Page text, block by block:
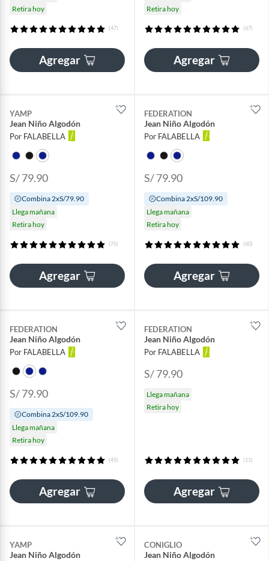
Retira hoy
(47)
Agregar
Retira hoy
(67)
Agregar
YAMP
Jean Niño Algodón
Por FALABELLA
S/ 79.90
Combina 2xS/79.90
Llega mañana
Retira hoy
(76)
Agregar
FEDERATION
Jean Niño Algodón
Por FALABELLA
S/ 79.90
Combina 2xS/109.90
Llega mañana
Retira hoy
(60)
Agregar
FEDERATION
Jean Niño Algodón
Por FALABELLA
S/ 79.90
Combina 2xS/109.90
Llega mañana
Retira hoy
(45)
Agregar
FEDERATION
Jean Niño Algodón
Por FALABELLA
S/ 79.90
Llega mañana
Retira hoy
(11)
Agregar
YAMP
Jean Niño Algodón
CONIGLIO
Jean Niño Algodón